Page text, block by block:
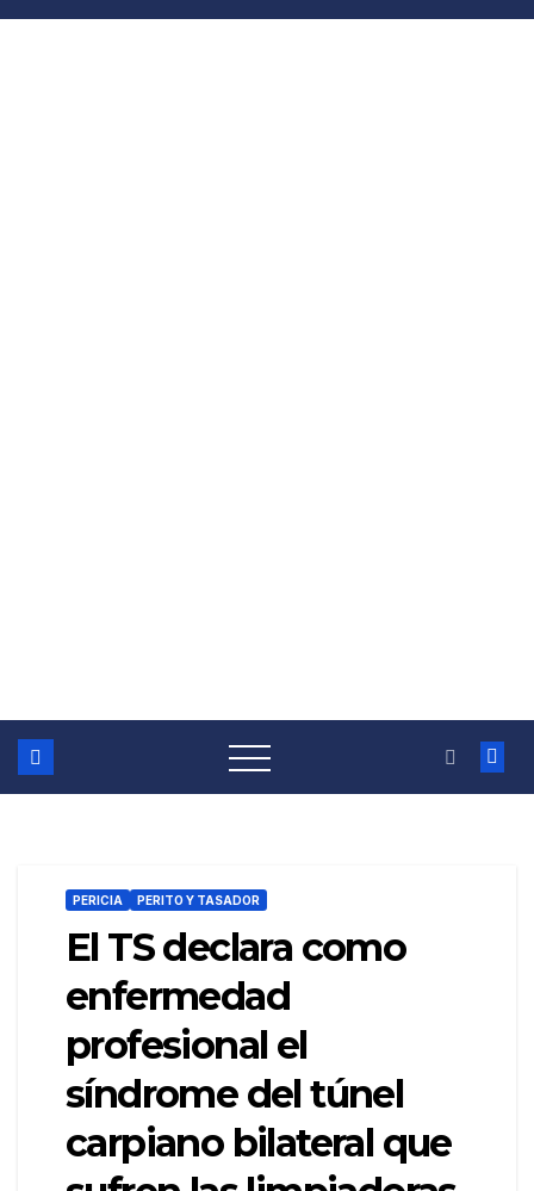
Saltar
PERICIA PERITO Y TASADOR
El TS declara como
enfermedad
profesional el
síndrome del túnel
carpiano bilateral que